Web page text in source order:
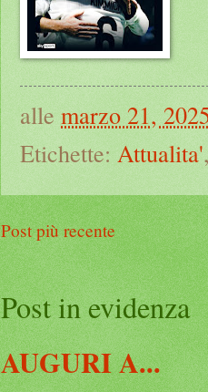
alle marzo 21,
Etichette: Attualita'
Post più recente
Post in evidenza
AUGURI A...